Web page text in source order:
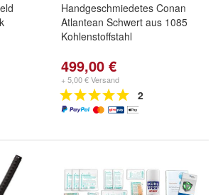
Handgeschmiedetes Conan
Atlantean Schwert aus 1085
Kohlenstoffstahl
499,00 €
+ 5,00 € Versand
2